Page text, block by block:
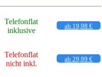
Telefonflat
inklusive
ab 19,98 €
Telefonflat
nicht inkl.
ab 29,99 €